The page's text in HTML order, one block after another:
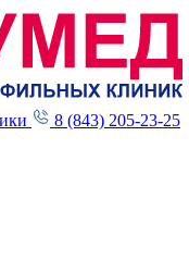
8 (843) 205-23-25